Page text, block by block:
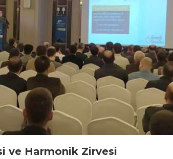
ve Harmonik Zirvesi